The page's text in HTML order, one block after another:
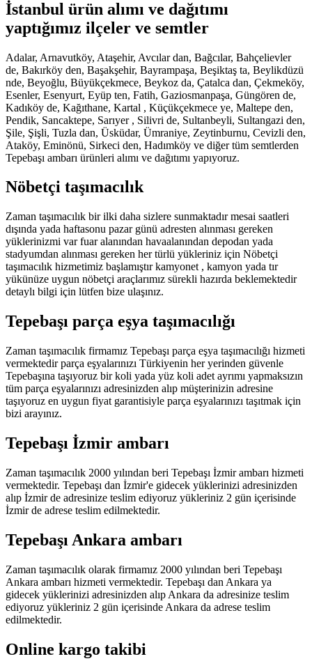
İstanbul ürün alımı ve dağıtımı
yaptığımız ilçeler ve semtler
Adalar, Arnavutköy, Ataşehir, Avcılar dan, Bağcılar, Bahçelievler
de, Bakırköy den, Başakşehir, Bayrampaşa, Beşiktaş ta, Beylikdüzü
nde, Beyoğlu, Büyükçekmece, Beykoz da, Çatalca dan, Çekmeköy,
Esenler, Esenyurt, Eyüp ten, Fatih, Gaziosmanpaşa, Güngören de,
Kadıköy de, Kağıthane, Kartal , Küçükçekmece ye, Maltepe den,
Pendik, Sancaktepe, Sarıyer , Silivri de, Sultanbeyli, Sultangazi den,
Şile, Şişli, Tuzla dan, Üsküdar, Ümraniye, Zeytinburnu, Cevizli den,
Ataköy, Eminönü, Sirkeci den, Hadımköy ve diğer tüm semtlerden
Tepebaşı ambarı ürünleri alımı ve dağıtımı yapıyoruz.
Nöbetçi taşımacılık
Zaman taşımacılık bir ilki daha sizlere sunmaktadır mesai saatleri
dışında yada haftasonu pazar günü adresten alınması gereken
yüklerinizmi var fuar alanından havaalanından depodan yada
stadyumdan alınması gereken her türlü yükleriniz için Nöbetçi
taşımacılık hizmetimiz başlamıştır kamyonet , kamyon yada tır
yükünüze uygun nöbetçi araçlarımız sürekli hazırda beklemektedir
detaylı bilgi için lütfen bize ulaşınız.
Tepebaşı parça eşya taşımacılığı
Zaman taşımacılık firmamız Tepebaşı parça eşya taşımacılığı hizmeti
vermektedir parça eşyalarınızı Türkiyenin her yerinden güvenle
Tepebaşına taşıyoruz bir koli yada yüz koli adet ayrımı yapmaksızın
tüm parça eşyalarınızı adresinizden alıp müşterinizin adresine
taşıyoruz en uygun fiyat garantisiyle parça eşyalarınızı taşıtmak için
bizi arayınız.
Tepebaşı İzmir ambarı
Zaman taşımacılık 2000 yılından beri Tepebaşı İzmir ambarı hizmeti
vermektedir. Tepebaşı dan İzmir'e gidecek yüklerinizi adresinizden
alıp İzmir de adresinize teslim ediyoruz yükleriniz 2 gün içerisinde
İzmir de adrese teslim edilmektedir.
Tepebaşı Ankara ambarı
Zaman taşımacılık olarak firmamız 2000 yılından beri Tepebaşı
Ankara ambarı hizmeti vermektedir. Tepebaşı dan Ankara ya
gidecek yüklerinizi adresinizden alıp Ankara da adresinize teslim
ediyoruz yükleriniz 2 gün içerisinde Ankara da adrese teslim
edilmektedir.
Online kargo takibi